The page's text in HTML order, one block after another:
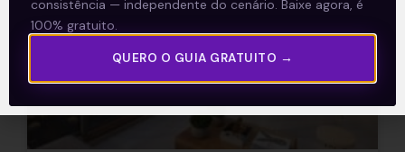
E EU COM ISSO
consistência — independente do cenário. Baixe agora, é
100% gratuito.
QUERO O GUIA GRATUITO →